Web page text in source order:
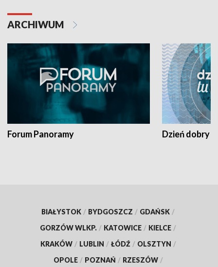
ARCHIWUM
Forum Panoramy Dzień dobry
BIAŁYSTOK / BYDGOSZCZ / GDAŃSK /
GORZÓW WLKP. / KATOWICE / KIELCE /
KRAKÓW / LUBLIN / ŁÓDŹ / OLSZTYN /
OPOLE / POZNAŃ / RZESZÓW /